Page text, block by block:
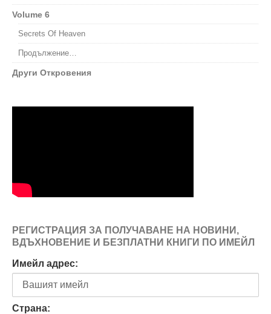
Volume 6
Secrets Of Heaven
Продължение…
Други Откровения
РЕГИСТРАЦИЯ ЗА ПОЛУЧАВАНЕ НА НОВИНИ,
ВДЪХНОВЕНИЕ И БЕЗПЛАТНИ КНИГИ ПО ИМЕЙЛ
Имейл адрес:
Страна: